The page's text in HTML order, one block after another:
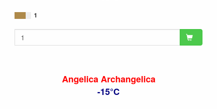
1
Angelica Archangelica
-15°C